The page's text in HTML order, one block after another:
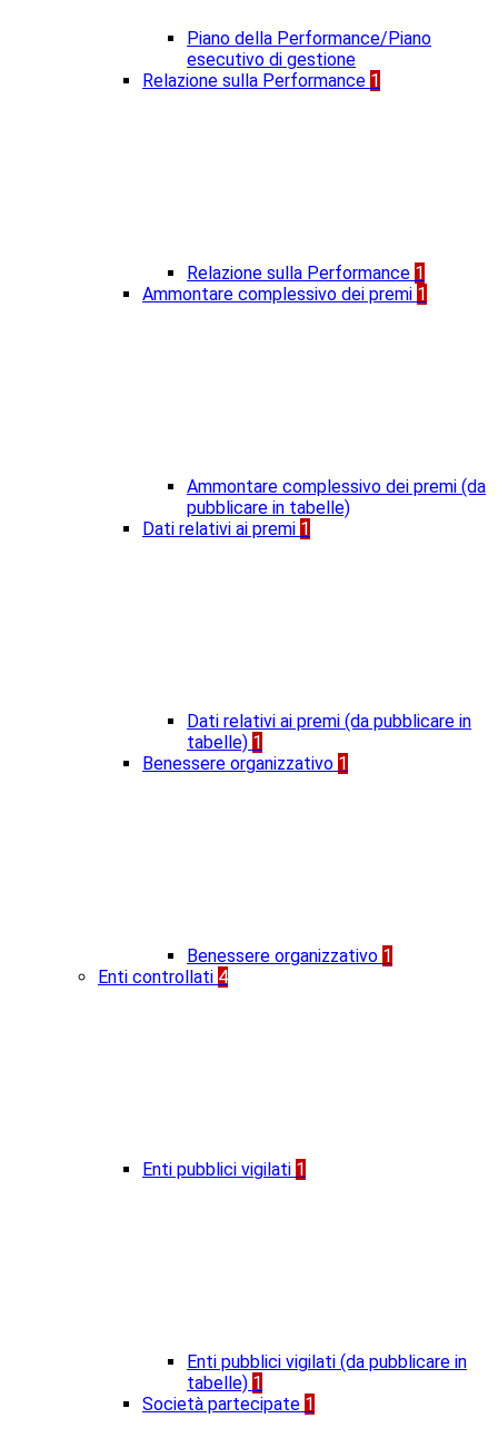
Piano della Performance/Piano
esecutivo di gestione
Relazione sulla Performance 1
Relazione sulla Performance 1
Ammontare complessivo dei premi 1
Ammontare complessivo dei premi (da
pubblicare in tabelle)
Dati relativi ai premi 1
Dati relativi ai premi (da pubblicare in
tabelle) 1
Benessere organizzativo 1
Benessere organizzativo 1
Enti controllati 4
Enti pubblici vigilati 1
Enti pubblici vigilati (da pubblicare in
tabelle) 1
Società partecipate 1